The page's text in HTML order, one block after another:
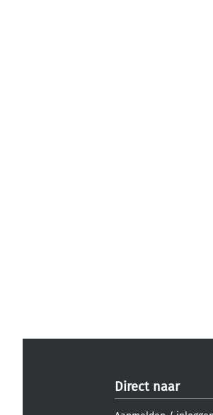
Direct naar